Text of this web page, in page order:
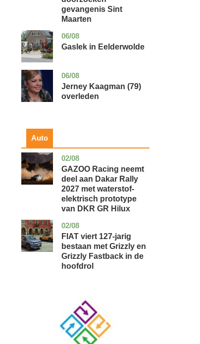
gevangenis Sint
Maarten
06/08
drenthe
nieuws
Gaslek in Eelderwolde
06/08
noord-
glossy
Jerney Kaagman (79)
overleden
Auto
02/08
auto
GAZOO Racing neemt
deel aan Dakar Rally
2027 met waterstof-
elektrisch prototype
van DKR GR Hilux
02/08
auto
FIAT viert 127-jarig
bestaan met Grizzly en
Grizzly Fastback in de
hoofdrol